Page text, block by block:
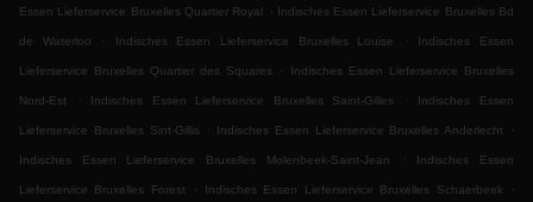
Essen Lieferservice Bruxelles Quartier Royal . Indisches Essen Lieferservice Bruxelles Bd
de Waterloo . Indisches Essen Lieferservice Bruxelles Louise . Indisches Essen
Lieferservice Bruxelles Quartier des Squares . Indisches Essen Lieferservice Bruxelles
Nord-Est . Indisches Essen Lieferservice Bruxelles Saint-Gilles . Indisches Essen
Lieferservice Bruxelles Sint-Gillis . Indisches Essen Lieferservice Bruxelles Anderlecht .
Indisches Essen Lieferservice Bruxelles Molenbeek-Saint-Jean . Indisches Essen
Lieferservice Bruxelles Forest . Indisches Essen Lieferservice Bruxelles Schaerbeek .